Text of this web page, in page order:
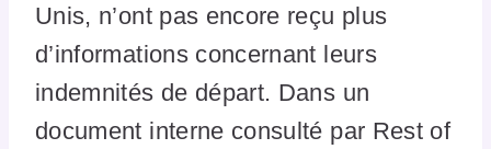
Unis, n’ont pas encore reçu plus
d’informations concernant leurs
indemnités de départ. Dans un
document interne consulté par Rest of